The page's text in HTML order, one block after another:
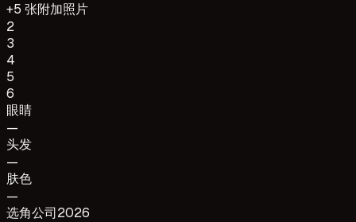
+5 张附加照片
2
3
4
5
6
眼睛
—
头发
—
肤色
—
选角公司2026